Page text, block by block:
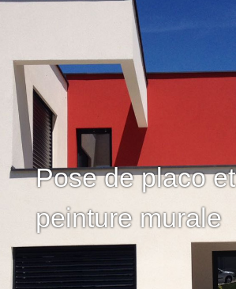
Pose de placo et
peinture murale